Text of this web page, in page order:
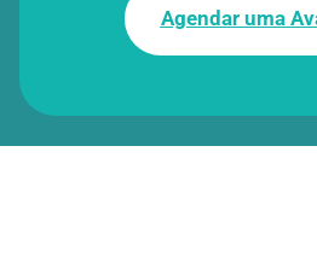
Agendar uma